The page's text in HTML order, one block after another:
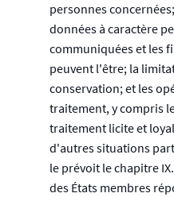
personnes
données à caractère
communiquées et les
peuvent l'être; la
conservation; et les
traitement, y compris
traitement licite et
d'autres situations
le prévoit le chapitre
des États membres